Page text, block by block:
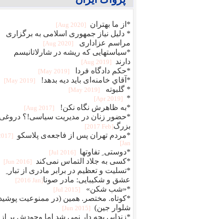
*از ما بهتران [2020 Aug]
* دلیل نیاز جمهوری اسلامی به برگزاری
مراسم عزاداری
[2020 Aug]
*سياستهايى كه ريشه در شارلاتانيسم
دارند
[2019 Aug]
*حكم دادگاه فردا [2019 May]
*آقاي خامنه‌ای بايد ديه بدهد! [2019 May]
* گلبوته [2019 May]
*
[2019 Apr]
*به ظاهرش نگاه نکن! [2017 Aug]
*حضور زنان در مدیریت سیاسی!؟
بزرگ‎[2017 Feb]
*مردم تهران پس از فاجعه‌ی پلاسکو
Jan]
*دوستی ِ تفاوتها [2016 Jul]
*کسی به جلاد التماس نمی‌کند [2016 Jun]
*تسلیت و تعظیم در برابر مادری از تبار ِ
عشق و شکیبایی: مادر صونا‎[2016 Jan]
*«شب شکن» [2015 Jul]
*کوتاه. مختصر. همین (در ممنوعیت
شلوار جین)
[2015 Jun]
*زندایی بچه دار نمی شد اما وجودش پر از